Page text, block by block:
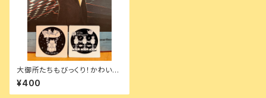
大御所たちもびっくり！かわいい
ステッカー2枚セット
¥400